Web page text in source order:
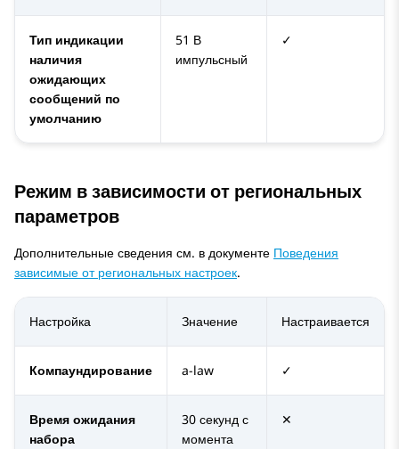
Тип индикации
наличия
ожидающих
сообщений по
умолчанию
51 В
импульсный
✓
Режим в зависимости от региональных
параметров
Дополнительные сведения см. в документе Поведения
зависимые от региональных настроек.
Настройка Значение Настраивается
Компаундирование a-law ✓
Время ожидания
набора
30 секунд с
момента
✕